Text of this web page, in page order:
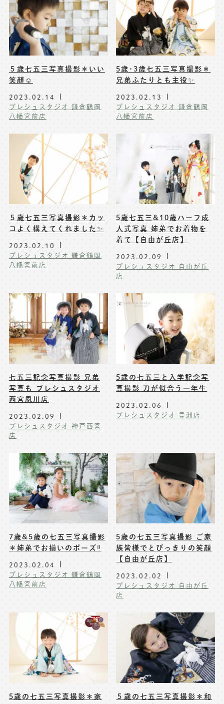
５歳七五三写真撮影＊いい
笑顔☺️
2023.02.14
プレシュスタジオ 鎌倉鶴岡
八幡宮前店
5歳･3歳七五三写真撮影＊
兄弟ふたりとも主役✨
2023.02.13
プレシュスタジオ 鎌倉鶴岡
八幡宮前店
５歳七五三写真撮影＊カッ
コよく構えてくれました✨
2023.02.10
プレシュスタジオ 鎌倉鶴岡
八幡宮前店
5歳七五三&10歳ハーフ成
人式写真 姉弟でお着物を
着て【自由が丘店】
2023.02.09
プレシュスタジオ 自由が丘
店
七五三記念写真撮影 兄弟
写真も プレシュスタジオ
西宮夙川店
2023.02.09
プレシュスタジオ 神戸西宮
店
5歳の七五三と入学記念写
真撮影 刀が似合う一年生
2023.02.06
プレシュスタジオ 豊洲店
7歳&5歳の七五三写真撮影
＊姉弟でお揃いのポーズ‼️
2023.02.04
プレシュスタジオ 鎌倉鶴岡
八幡宮前店
5歳の七五三写真撮影 ご家
族皆様でとびっきりの笑顔
【自由が丘店】
2023.02.02
プレシュスタジオ 自由が丘
店
5歳の七五三写真撮影＊家
５歳の七五三写真撮影＊和